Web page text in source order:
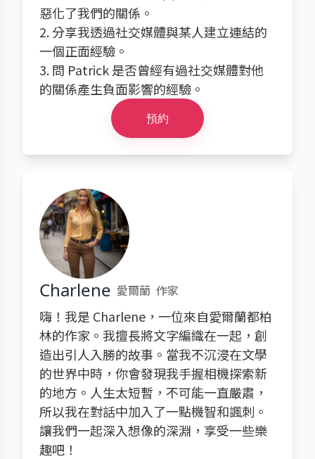
惡化了我們的關係。
2. 分享我透過社交媒體與某人建立連結的
一個正面經驗。
3. 問 Patrick 是否曾經有過社交媒體對他
的關係產生負面影響的經驗。
預約
Charlene 愛爾蘭 作家
嗨！我是 Charlene，一位來自愛爾蘭都柏
林的作家。我擅長將文字編織在一起，創
造出引人入勝的故事。當我不沉浸在文學
的世界中時，你會發現我手握相機探索新
的地方。人生太短暫，不可能一直嚴肅，
所以我在對話中加入了一點機智和諷刺。
讓我們一起深入想像的深淵，享受一些樂
趣吧！